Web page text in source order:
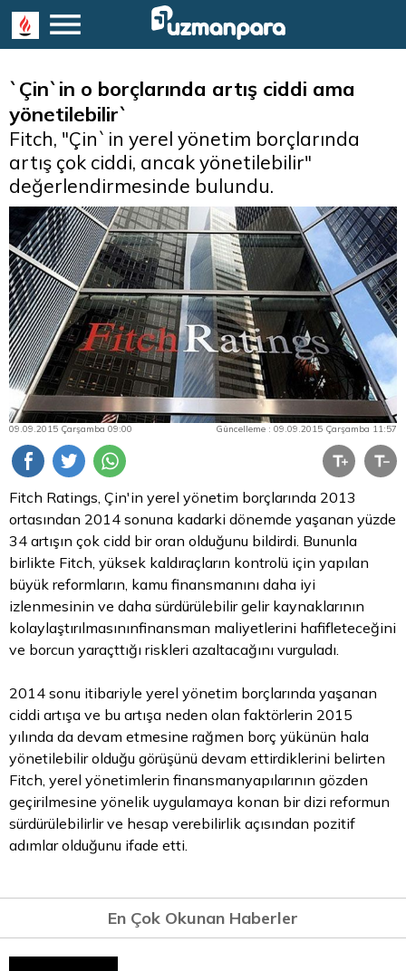
`Çin`in o borçlarında artış ciddi ama
yönetilebilir`
Fitch, "Çin`in yerel yönetim borçlarında
artış çok ciddi, ancak yönetilebilir"
değerlendirmesinde bulundu.
09.09.2015 Çarşamba 09:00 Güncelleme : 09.09.2015 Çarşamba 11:57
Fitch Ratings, Çin'in yerel yönetim borçlarında 2013
ortasından 2014 sonuna kadarki dönemde yaşanan yüzde
34 artışın çok cidd bir oran olduğunu bildirdi. Bununla
birlikte Fitch, yüksek kaldıraçların kontrolü için yapılan
büyük reformların, kamu finansmanını daha iyi
izlenmesinin ve daha sürdürülebilir gelir kaynaklarının
kolaylaştırılmasınınfinansman maliyetlerini hafifleteceğini
ve borcun yaraçttığı riskleri azaltacağını vurguladı.
2014 sonu itibariyle yerel yönetim borçlarında yaşanan
ciddi artışa ve bu artışa neden olan faktörlerin 2015
yılında da devam etmesine rağmen borç yükünün hala
yönetilebilir olduğu görüşünü devam ettirdiklerini belirten
Fitch, yerel yönetimlerin finansmanyapılarının gözden
geçirilmesine yönelik uygulamaya konan bir dizi reformun
sürdürülebilirlir ve hesap verebilirlik açısından pozitif
adımlar olduğunu ifade etti.
En Çok Okunan Haberler